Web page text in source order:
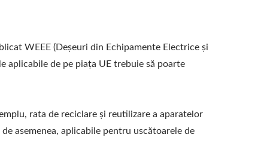
WEEE (Deșeuri din Echipamente Electrice și
aplicabile de pe piața UE trebuie să poarte
rata de reciclare și reutilizare a aparatelor
asemenea, aplicabile pentru uscătoarele de